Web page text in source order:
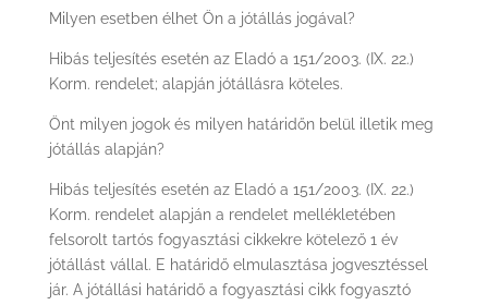
Milyen esetben élhet Ön a jótállás jogával?
Hibás teljesítés esetén az Eladó a 151/2003. (IX. 22.)
Korm. rendelet; alapján jótállásra köteles.
Önt milyen jogok és milyen határidőn belül illetik meg
jótállás alapján?
Hibás teljesítés esetén az Eladó a 151/2003. (IX. 22.)
Korm. rendelet alapján a rendelet mellékletében
felsorolt tartós fogyasztási cikkekre kötelező 1 év
jótállást vállal. E határidő elmulasztása jogvesztéssel
jár. A jótállási határidő a fogyasztási cikk fogyasztó